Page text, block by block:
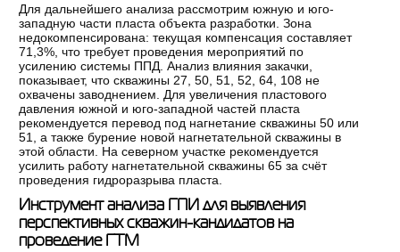
Для дальнейшего анализа рассмотрим южную и юго-
западную части пласта объекта разработки. Зона
недокомпенсирована: текущая компенсация составляет
71,3%, что требует проведения мероприятий по
усилению системы ППД. Анализ влияния закачки,
показывает, что скважины 27, 50, 51, 52, 64, 108 не
охвачены заводнением. Для увеличения пластового
давления южной и юго-западной частей пласта
рекомендуется перевод под нагнетание скважины 50 или
51, а также бурение новой нагнетательной скважины в
этой области. На северном участке рекомендуется
усилить работу нагнетательной скважины 65 за счёт
проведения гидроразрыва пласта.
Инструмент анализа ГПИ для выявления
перспективных скважин-кандидатов на
проведение ГТМ